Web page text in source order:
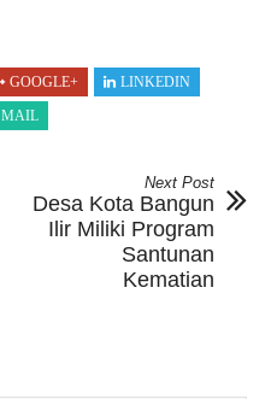
GOOGLE+
LINKEDIN
MAIL
Next Post
Desa Kota Bangun
Ilir Miliki Program
Santunan
Kematian